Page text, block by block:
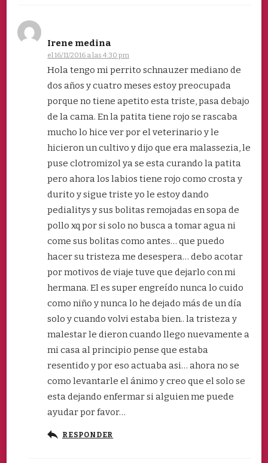
Irene medina
el 16/11/2016 a las 4:30 pm
Hola tengo mi perrito schnauzer mediano de
dos años y cuatro meses estoy preocupada
porque no tiene apetito esta triste, pasa debajo
de la cama. En la patita tiene rojo se rascaba
mucho lo hice ver por el veterinario y le
hicieron un cultivo y dijo que era malassezia, le
puse clotromizol ya se esta curando la patita
pero ahora los labios tiene rojo como crosta y
durito y sigue triste yo le estoy dando
pedialitys y sus bolitas remojadas en sopa de
pollo xq por si solo no busca a tomar agua ni
come sus bolitas como antes… que puedo
hacer su tristeza me desespera… debo acotar
por motivos de viaje tuve que dejarlo con mi
hermana. El es super engreído nunca lo cuido
como niño y nunca lo he dejado más de un día
solo y cuando volvi estaba bien.. la tristeza y
malestar le dieron cuando llego nuevamente a
mi casa al principio pense que estaba
resentido y por eso actuaba asi… ahora no se
como levantarle el ánimo y creo que el solo se
esta dejando enfermar si alguien me puede
ayudar por favor…
RESPONDER